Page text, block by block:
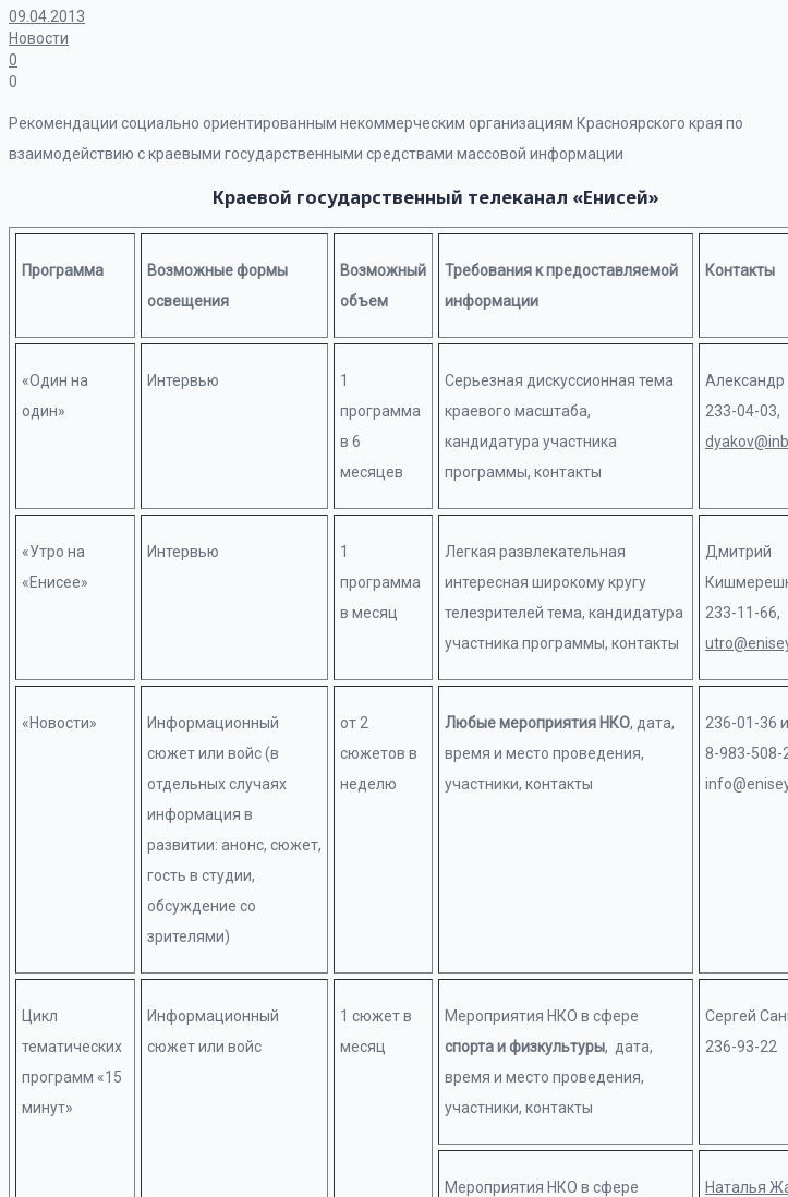
09.04.2013
Новости
0
0
Рекомендации социально ориентированным некоммерческим организациям Красноярского края по
взаимодействию с краевыми государственными средствами массовой информации
Краевой государственный телеканал «Енисей»
Программа
Возможные формы
освещения
Возможный
объем
Требования к предоставляемой
информации
Контакты
«Один на
один»
Интервью
1
программа
в 6
месяцев
Серьезная дискуссионная тема
краевого масштаба,
кандидатура участника
программы, контакты
233-04-03,
«Утро на
«Енисее»
Интервью
1
программа
в месяц
Легкая развлекательная
интересная широкому кругу
телезрителей тема, кандидатура
участника программы, контакты
Дмитрий
233-11-66,
«Новости»
Информационный
сюжет или войс (в
отдельных случаях
информация в
развитии: анонс, сюжет,
гость в студии,
обсуждение со
зрителями)
от 2
сюжетов в
неделю
Любые мероприятия НКО, дата,
время и место проведения,
участники, контакты
236-01-36
8-983-508-
Цикл
тематических
программ «15
минут»
Информационный
сюжет или войс
1 сюжет в
месяц
Мероприятия НКО в сфере
спорта и физкультуры, дата,
время и место проведения,
участники, контакты
Сергей
236-93-22
Мероприятия НКО в сфере
Наталья